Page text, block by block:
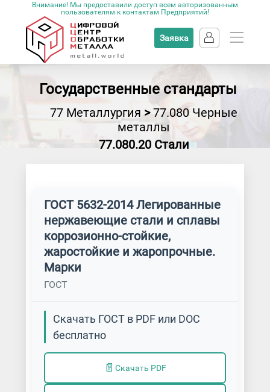
Внимание! Мы предоставили доступ всем авторизованным
пользователям к контактам Предприятий!
Заявка
Государственные стандарты
77 Металлургия >77.080 Черные
металлы
77.080.20 Стали
ГОСТ 5632-2014 Легированные
нержавеющие стали и сплавы
коррозионно-стойкие,
жаростойкие и жаропрочные.
Марки
ГОСТ
Скачать ГОСТ в PDF или DOC
бесплатно
📄 Скачать PDF